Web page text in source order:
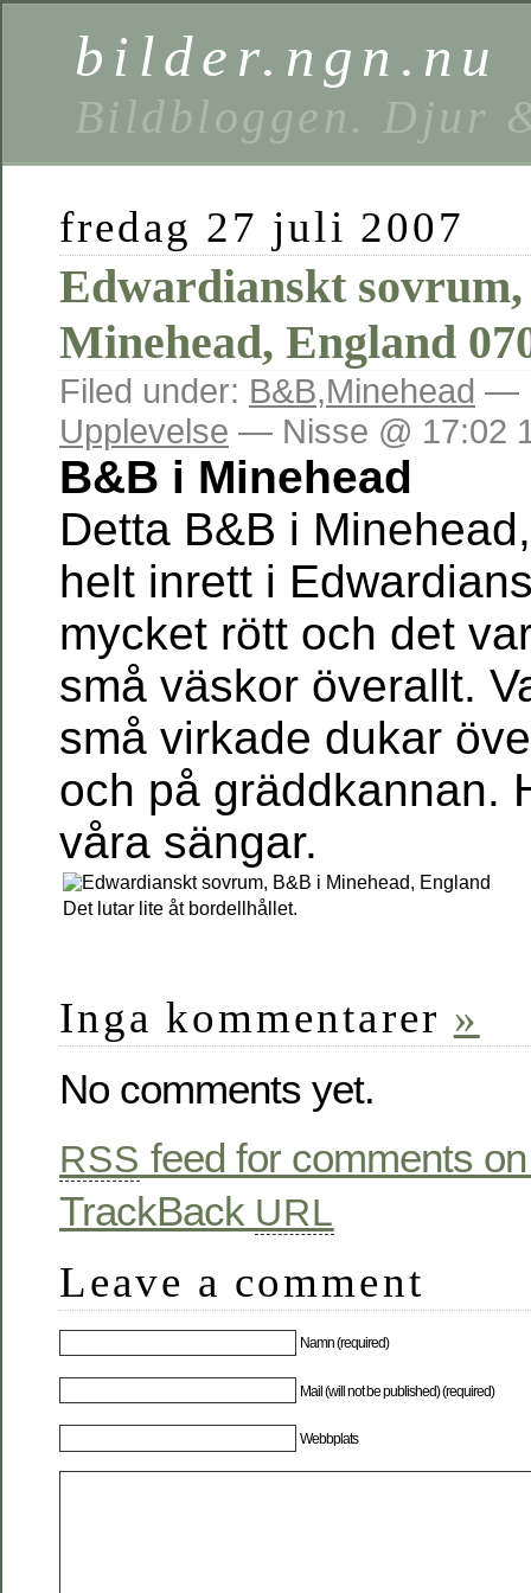
bilder.ngn.nu
Bildbloggen. Djur
fredag 27 juli 2007
Edwardianskt
Minehead, England
Filed under: B&B,Minehead —
Upplevelse — Nisse @ 17:02
B&B i Minehead
Detta B&B i
helt inrett i
mycket rött och det
små väskor överallt.
små virkade dukar
och på gräddkannan.
våra sängar.
Det lutar lite åt bordellhållet.
Inga kommentarer »
No comments yet.
RSS feed for comments
TrackBack URL
Leave a comment
Namn (required)
Mail (will not be published) (required)
Webbplats